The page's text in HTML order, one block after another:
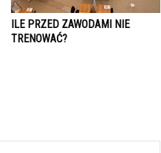
ILE PRZED ZAWODAMI NIE
TRENOWAĆ?